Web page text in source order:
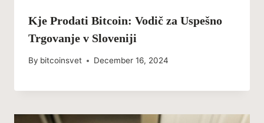
Kje Prodati Bitcoin: Vodič za Uspešno
Trgovanje v Sloveniji
By bitcoinsvet December 16, 2024